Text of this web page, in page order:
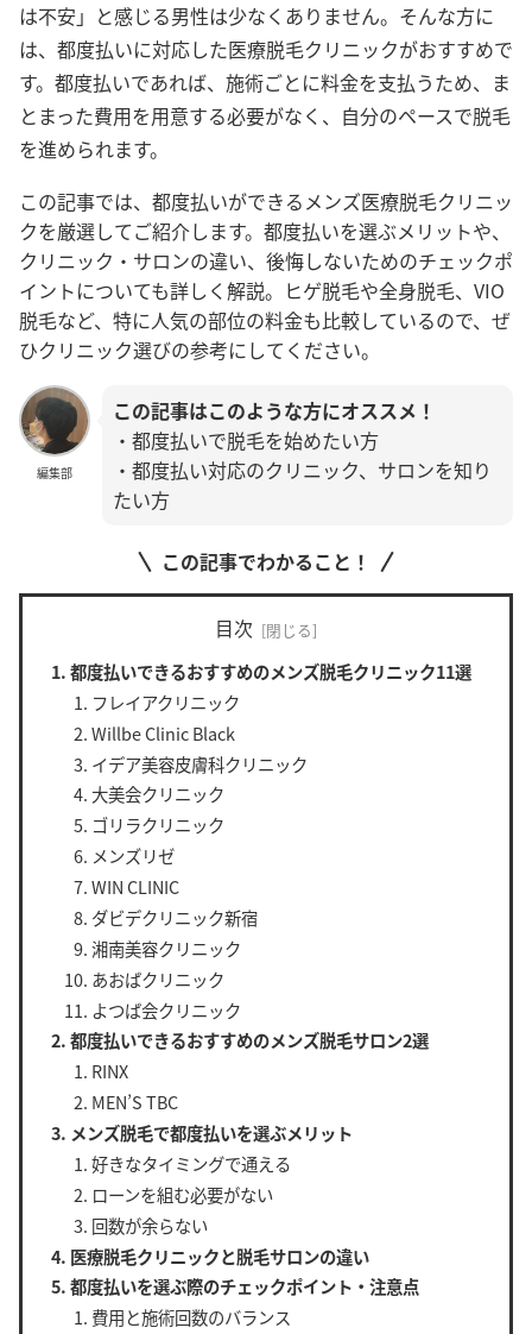
は不安」と感じる男性は少なくありません。そんな方に
は、都度払いに対応した医療脱毛クリニックがおすすめで
す。都度払いであれば、施術ごとに料金を支払うため、ま
とまった費用を用意する必要がなく、自分のペースで脱毛
を進められます。
この記事では、都度払いができるメンズ医療脱毛クリニッ
クを厳選してご紹介します。都度払いを選ぶメリットや、
クリニック・サロンの違い、後悔しないためのチェックポ
イントについても詳しく解説。ヒゲ脱毛や全身脱毛、VIO
脱毛など、特に人気の部位の料金も比較しているので、ぜ
ひクリニック選びの参考にしてください。
編集部
この記事はこのような方にオススメ！
・都度払いで脱毛を始めたい方
・都度払い対応のクリニック、サロンを知り
たい方
この記事でわかること！
目次
都度払いできるおすすめのメンズ脱毛クリニック11選
フレイアクリニック
Willbe Clinic Black
イデア美容皮膚科クリニック
大美会クリニック
ゴリラクリニック
メンズリゼ
WIN CLINIC
ダビデクリニック新宿
湘南美容クリニック
あおばクリニック
よつば会クリニック
都度払いできるおすすめのメンズ脱毛サロン2選
RINX
MEN’S TBC
メンズ脱毛で都度払いを選ぶメリット
好きなタイミングで通える
ローンを組む必要がない
回数が余らない
医療脱毛クリニックと脱毛サロンの違い
都度払いを選ぶ際のチェックポイント・注意点
費用と施術回数のバランス